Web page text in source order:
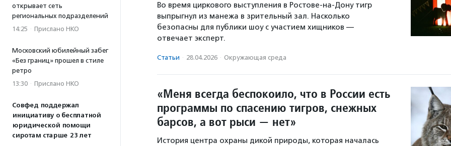
открывает сеть
региональных подразделений
14:25 · Прислано НКО
Московский юбилейный забег
«Без границ» прошел в стиле
ретро
13:30 · Прислано НКО
Совфед поддержал
инициативу о бесплатной
юридической помощи
сиротам старше 23 лет
Во время циркового выступления в Ростове-на-Дону тигр
выпрыгнул из манежа в зрительный зал. Насколько
безопасны для публики шоу с участием хищников —
отвечает эксперт.
Статьи · 28.04.2026 · Окружающая среда
«Меня всегда беспокоило, что в России есть
программы по спасению тигров, снежных
барсов, а вот рыси — нет»
История центра охраны дикой природы, которая началась